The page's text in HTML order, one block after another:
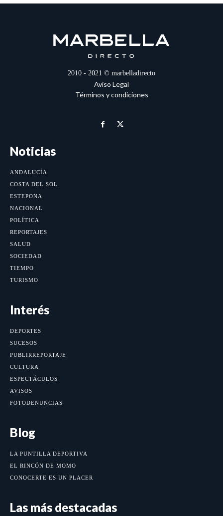
2010 - 2021 © marbelladirecto
Aviso Legal
Términos y condiciones
Noticias
ANDALUCÍA
COSTA DEL SOL
ESTEPONA
NACIONAL
POLÍTICA
REPORTAJES
SALUD
SOCIEDAD
TIEMPO
TURISMO
Interés
DEPORTES
SUCESOS
PUBLIRREPORTAJE
CULTURA
ESPECTÁCULOS
AVISOS
FOTODENUNCIAS
Blog
LA PUNTILLA DEPORTIVA
EL RINCÓN DE MOMO
CONOCERTE ES UN PLACER
Las más destacadas